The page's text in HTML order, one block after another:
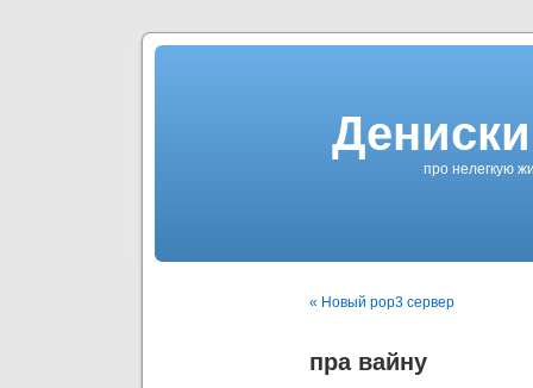
про нелегкую
« Новый pop3 сервер
пра вайну